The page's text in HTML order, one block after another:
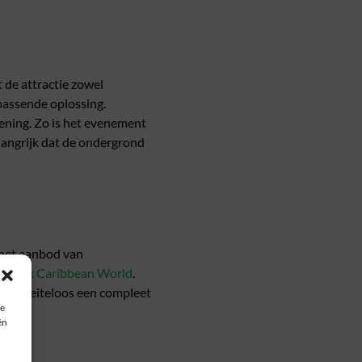
de attractie zowel
oplossing.
Zo is het evenement
dat de ondergrond
aanbod van
Park Caribbean World.
je moeiteloos een compleet